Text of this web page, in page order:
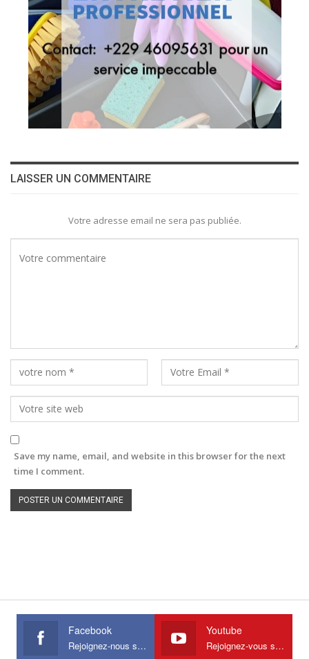
LAISSER UN COMMENTAIRE
Votre adresse email ne sera pas publiée.
Save my name, email, and website in this browser for the next
time I comment.
Facebook
Rejoignez-nous sur Facebook
Youtube
Rejoignez-vous sur Youtube